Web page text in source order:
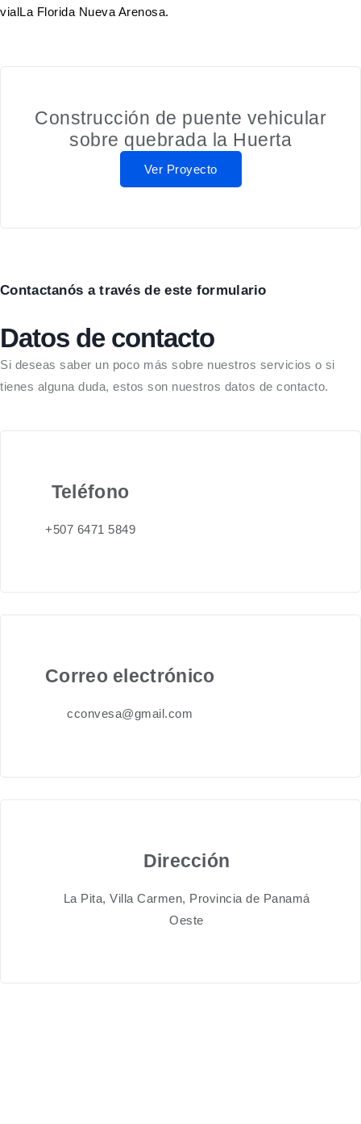
vialLa Florida Nueva Arenosa.
Construcción de puente vehicular
sobre quebrada la Huerta
Ver Proyecto
Contactanós a través de este formulario
Datos de contacto
Si deseas saber un poco más sobre nuestros servicios o si
tienes alguna duda, estos son nuestros datos de contacto.
Teléfono
+507 6471 5849
Correo electrónico
cconvesa@gmail.com
Dirección
La Pita, Villa Carmen, Provincia de Panamá
Oeste